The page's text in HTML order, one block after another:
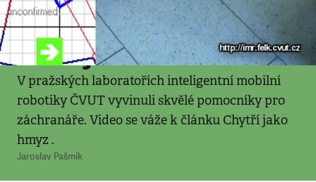
Video•21. 10. 2007•1 minuta
Robot jako zachránce
V pražských laboratořích inteligentní mobilní
robotiky ČVUT vyvinuli skvělé pomocníky pro
záchranáře. Video se váže k článku Chytří jako
hmyz .
Jaroslav Pašmik